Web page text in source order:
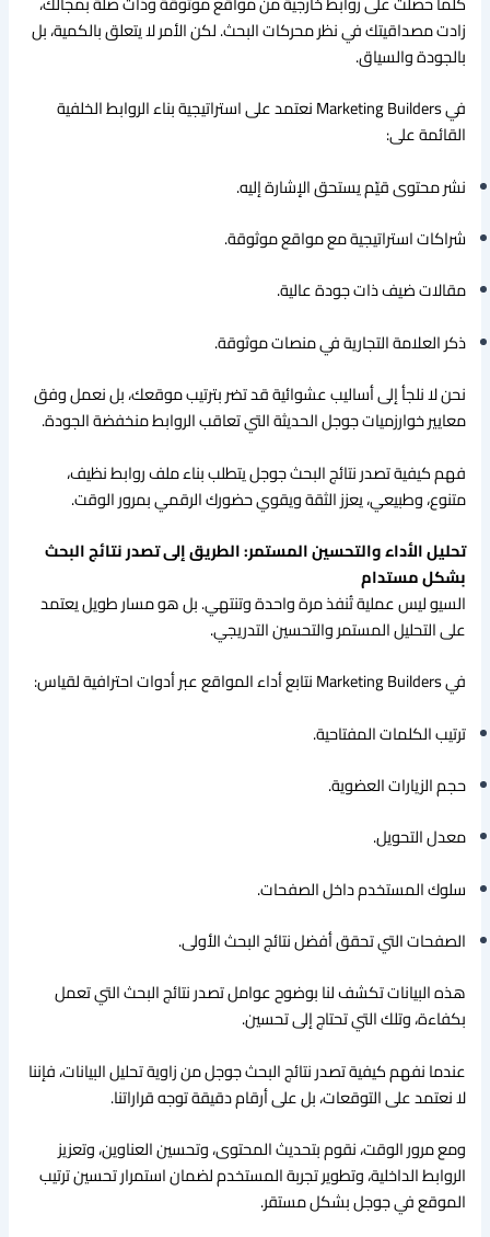
زادت مصداقيتك في نظر محركات البحث. لكن الأمر لا يتعلق بالكمية، بل
بالجودة والسياق.
في Marketing Builders نعتمد على استراتيجية بناء الروابط الخلفية
القائمة على:
نشر محتوى قيّم يستحق الإشارة إليه.
شراكات استراتيجية مع مواقع موثوقة.
مقالات ضيف ذات جودة عالية.
ذكر العلامة التجارية في منصات موثوقة.
نحن لا نلجأ إلى أساليب عشوائية قد تضر بترتيب موقعك، بل نعمل وفق
معايير خوارزميات جوجل الحديثة التي تعاقب الروابط منخفضة الجودة.
فهم كيفية تصدر نتائج البحث جوجل يتطلب بناء ملف روابط نظيف،
متنوع، وطبيعي، يعزز الثقة ويقوي حضورك الرقمي بمرور الوقت.
تحليل الأداء والتحسين المستمر: الطريق إلى تصدر نتائج البحث
بشكل مستدام
السيو ليس عملية تُنفذ مرة واحدة وتنتهي. بل هو مسار طويل يعتمد
على التحليل المستمر والتحسين التدريجي.
في Marketing Builders نتابع أداء المواقع عبر أدوات احترافية لقياس:
ترتيب الكلمات المفتاحية.
حجم الزيارات العضوية.
معدل التحويل.
سلوك المستخدم داخل الصفحات.
الصفحات التي تحقق أفضل نتائج البحث الأولى.
هذه البيانات تكشف لنا بوضوح عوامل تصدر نتائج البحث التي تعمل
بكفاءة، وتلك التي تحتاج إلى تحسين.
عندما نفهم كيفية تصدر نتائج البحث جوجل من زاوية تحليل البيانات، فإننا
لا نعتمد على التوقعات، بل على أرقام دقيقة توجه قراراتنا.
ومع مرور الوقت، نقوم بتحديث المحتوى، وتحسين العناوين، وتعزيز
الروابط الداخلية، وتطوير تجربة المستخدم لضمان استمرار تحسين ترتيب
الموقع في جوجل بشكل مستقر.